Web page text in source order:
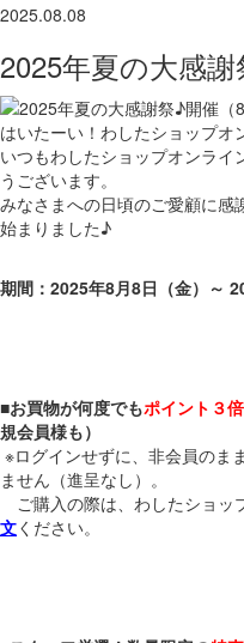
2025.08.08
2025年夏の大感謝
はいたーい！わしたショップオ
いつもわしたショップオンライ
うございます。
みなさまへの日頃のご愛顧に感
始まりました♪
期間：2025年8月8日（金）～
■お買物が何度でもポイント３倍
規会員様も）
※ログインせずに、非会員のま
ません（進呈なし）。
ご購入の際は、わしたショッ
文ください。